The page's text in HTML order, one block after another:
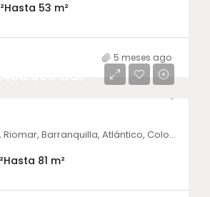
Hasta 53 m²
5 meses ago
Rimeira, Calle 79, Riomar, Barranquilla, Atlántico, Colombia
Hasta 81 m²